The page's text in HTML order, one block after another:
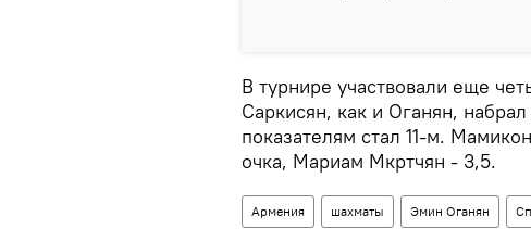
В турнире участвовали еще
Саркисян, как и Оганян,
показателям стал 11-м.
очка, Мариам Мкртчян - 3,5.
Армения шахматы Эмин Оганян